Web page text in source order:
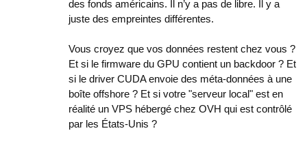
des fonds américains. Il n’y a pas de libre. Il y a
juste des empreintes différentes.
Vous croyez que vos données restent chez vous ?
Et si le firmware du GPU contient un backdoor ? Et
si le driver CUDA envoie des méta-données à une
boîte offshore ? Et si votre "serveur local" est en
réalité un VPS hébergé chez OVH qui est contrôlé
par les États-Unis ?